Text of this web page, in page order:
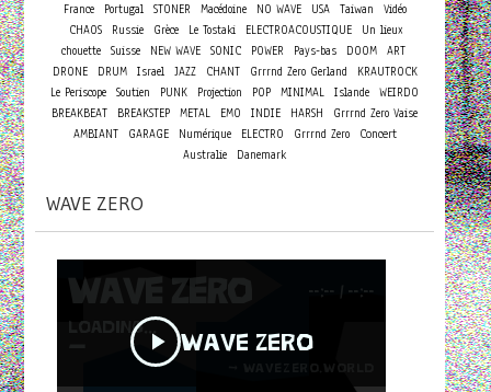
France
Portugal STONER Macédoine NO WAVE USA Taiwan
Vidéo
CHAOS
Russie Grèce Le Tostaki ELECTROACOUSTIQUE
Un lieux
chouette Suisse NEW WAVE SONIC POWER Pays-bas DOOM ART
DRONE
DRUM Israel JAZZ CHANT Grrrnd Zero Gerland
KRAUTROCK
Le Periscope Soutien PUNK Projection POP MINIMAL Islande WEIRDO
BREAKBEAT
BREAKSTEP METAL EMO INDIE HARSH
Grrrnd Zero Vaise
AMBIANT
GARAGE Numérique ELECTRO Grrrnd Zero Concert
Australie Danemark
WAVE ZERO